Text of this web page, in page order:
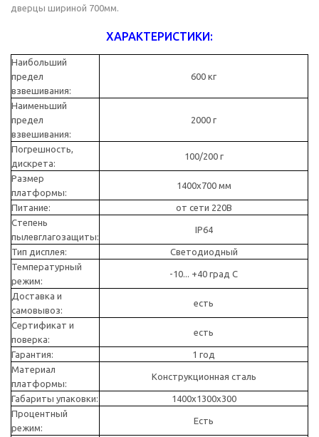
дверцы шириной 700мм.
ХАРАКТЕРИСТИКИ:
Наибольший
предел
взвешивания:
600 кг
Наименьший
предел
взвешивания:
2000 г
Погрешность,
дискрета:
100/200 г
Размер
платформы:
1400х700 мм
Питание:
от сети 220В
Степень
пылевглагозащиты:
IP64
Тип дисплея:
Светодиодный
Температурный
режим:
-10... +40 град С
Доставка и
самовывоз:
есть
Сертификат и
поверка:
есть
Гарантия:
1 год
Материал
платформы:
Конструкционная сталь
Габариты упаковки:
1400х1300х300
Процентный
режим:
Есть